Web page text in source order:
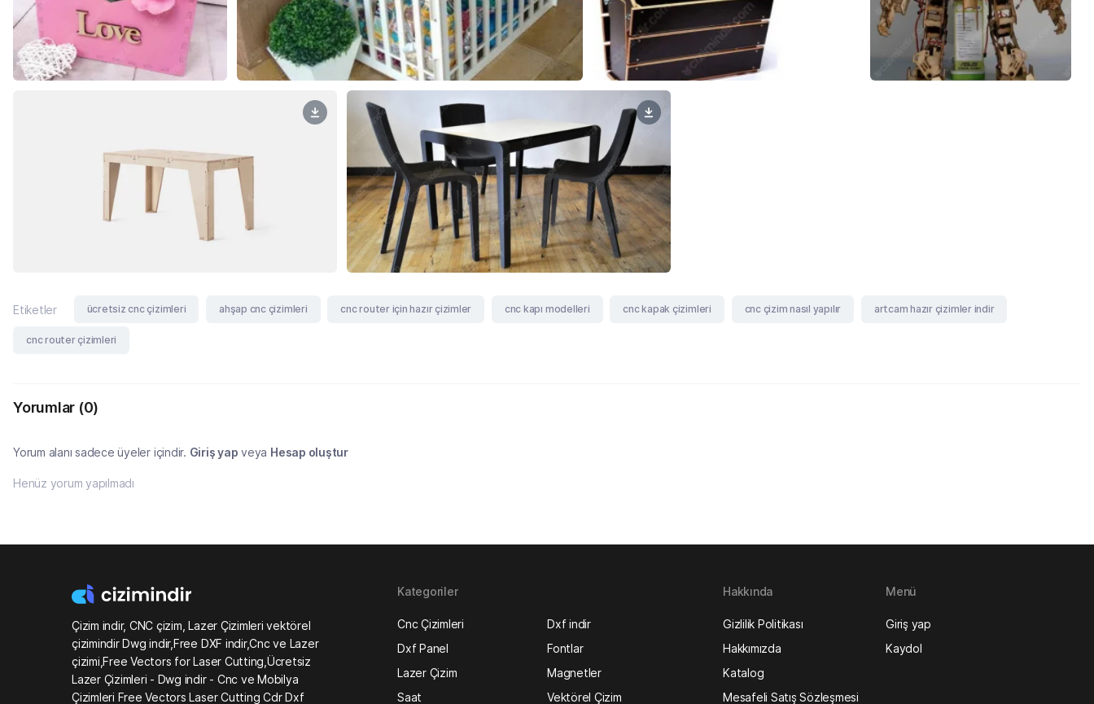
Etiketler ücretsiz cnc çizimleri ahşap cnc çizimleri cnc router için hazır çizimler cnc kapı modelleri cnc kapak çizimleri cnc çizim nasıl yapılır artcam hazır çizimler indir
cnc router çizimleri
Yorumlar (0)
Yorum alanı sadece üyeler içindir. Giriş yap veya Hesap oluştur
Henüz yorum yapılmadı
Çizim indir, CNC çizim, Lazer Çizimleri vektörel
çizimindir Dwg indir,Free DXF indir,Cnc ve Lazer
çizimi,Free Vectors for Laser Cutting,Ücretsiz
Lazer Çizimleri - Dwg indir - Cnc ve Mobilya
Çizimleri Free Vectors Laser Cutting Cdr Dxf
Kategoriler
Cnc Çizimleri
Dxf indir
Dxf Panel
Fontlar
Lazer Çizim
Magnetler
Saat
Vektörel Çizim
Hakkında
Gizlilik Politikası
Hakkımızda
Katalog
Mesafeli Satış Sözleşmesi
Menü
Giriş yap
Kaydol